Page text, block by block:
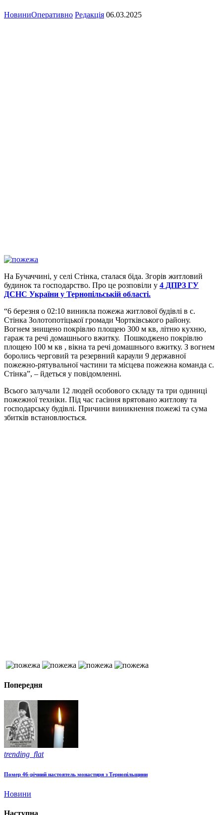
НовиниОперативно Редакція 06.03.2025
На Бучаччині, у селі Стінка, сталася біда. Згорів житловий
будинок та господарство. Про це розповіли у 4 ДПРЗ ГУ
ДСНС України у Тернопільській області.
“6 березня о 02:10 виникла пожежа житлової будівлі в с.
Стінка Золотопотіцької громади Чортківського району.
Вогнем знищено покрівлю площею 300 м кв, літню кухню,
гараж та речі домашнього вжитку. Пошкоджено покрівлю
площею 100 м кв , вікна та речі домашнього вжитку. З вогнем
боролись черговий та резервний караули 9 державної
пожежно-рятувальної частини та місцева пожежна команда с.
Стінка”, – йдеться у повідомленні.
Всього залучали 12 людей особового складу та три одиниці
пожежної техніки. Під час гасіння врятовано житлову та
господарську будівлі. Причини виникнення пожежі та сума
збитків встановлюється.
Попередня
trending_flat
Помер 46-річний настоятель монастиря з Тернопільщини
Новини